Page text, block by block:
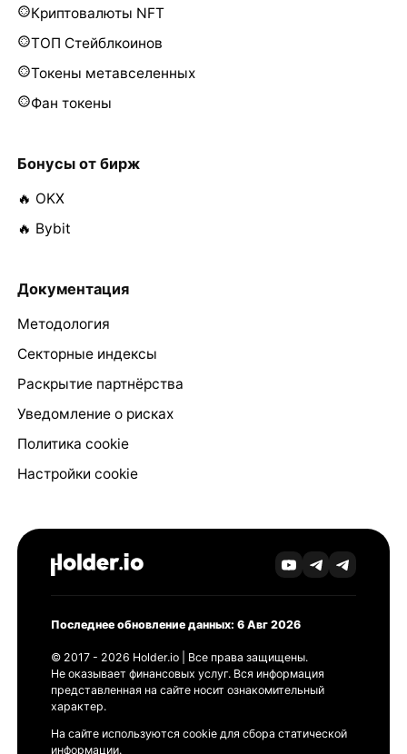
Криптовалюты NFT
ТОП Стейблкоинов
Токены метавселенных
Фан токены
Бонусы от бирж
🔥 OKX
🔥 Bybit
Документация
Методология
Секторные индексы
Раскрытие партнёрства
Уведомление о рисках
Политика cookie
Настройки cookie
Последнее обновление данных: 6 Авг 2026
© 2017 - 2026 Holder.io | Все права защищены.
Не оказывает финансовых услуг. Вся информация
представленная на сайте носит ознакомительный
характер.
На сайте используются cookie для сбора статической
информации.